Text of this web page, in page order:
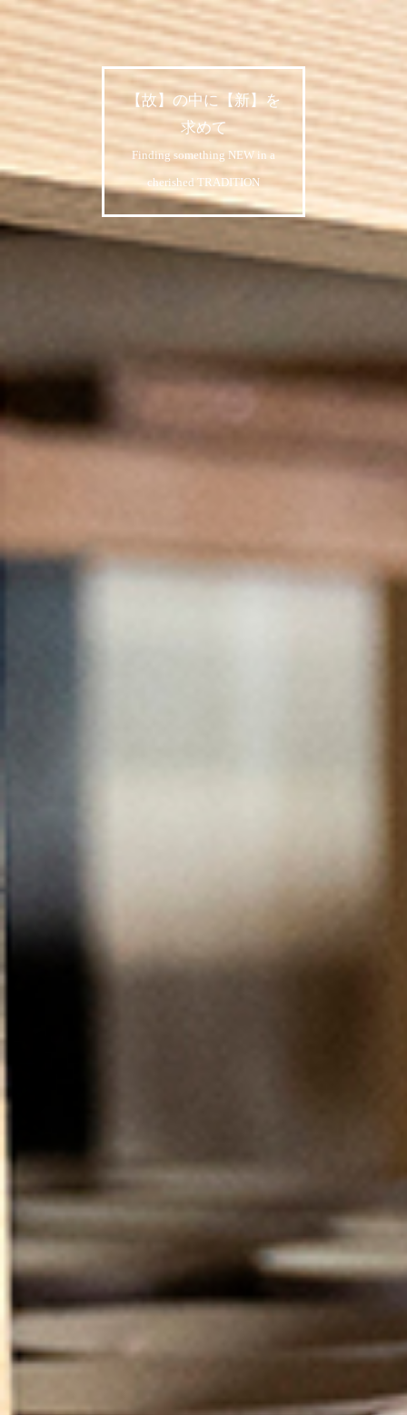
【故】の中に【新】を
求めて
Finding something NEW in a
cherished TRADITION